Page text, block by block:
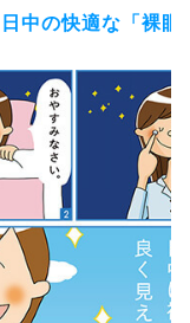
日中の快適な「裸眼